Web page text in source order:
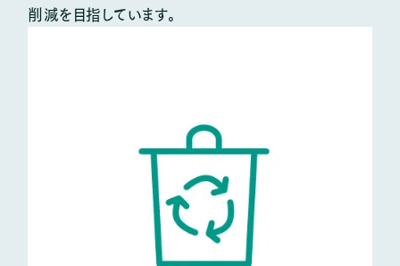
削減を目指しています。